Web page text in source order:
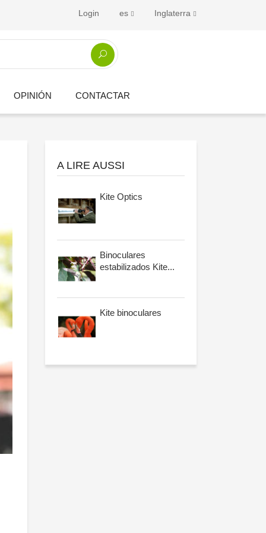
Login es Inglaterra
OPINIÓN CONTACTAR
A LIRE AUSSI
Kite Optics
Binoculares
estabilizados Kite...
Kite binoculares